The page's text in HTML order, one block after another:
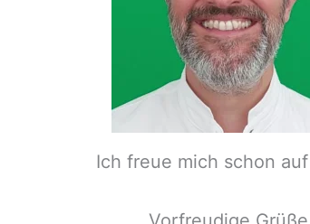
Ich freue mich schon